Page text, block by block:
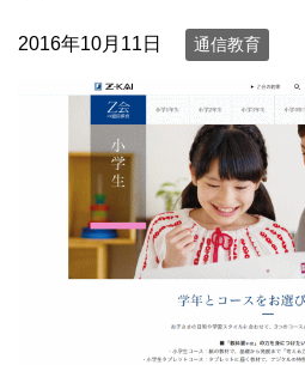
2016年10月11日 通信教育